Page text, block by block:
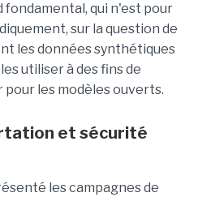
fondamental, qui n'est pour
sur la question de
les données synthétiques
utiliser à des fins de
les modèles ouverts.
et sécurité
les campagnes de